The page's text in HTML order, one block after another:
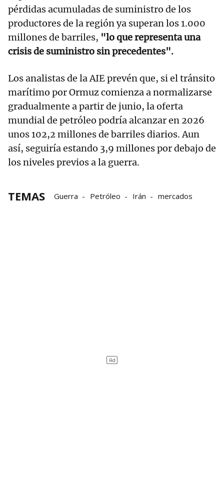
pérdidas acumuladas de suministro de los
productores de la región ya superan los 1.000
millones de barriles, "lo que representa una
crisis de suministro sin precedentes".
Los analistas de la AIE prevén que, si el tránsito
marítimo por Ormuz comienza a normalizarse
gradualmente a partir de junio, la oferta
mundial de petróleo podría alcanzar en 2026
unos 102,2 millones de barriles diarios. Aun
así, seguiría estando 3,9 millones por debajo de
los niveles previos a la guerra.
TEMAS Guerra Petróleo Irán mercados